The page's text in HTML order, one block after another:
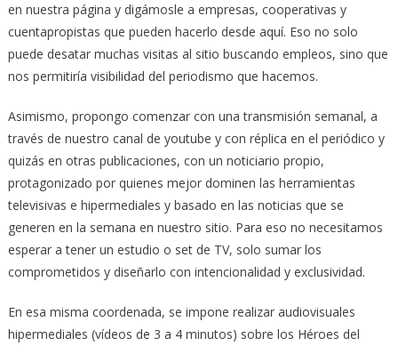
en nuestra página y digámosle a empresas, cooperativas y
cuentapropistas que pueden hacerlo desde aquí. Eso no solo
puede desatar muchas visitas al sitio buscando empleos, sino que
nos permitiría visibilidad del periodismo que hacemos.
Asimismo, propongo comenzar con una transmisión semanal, a
través de nuestro canal de youtube y con réplica en el periódico y
quizás en otras publicaciones, con un noticiario propio,
protagonizado por quienes mejor dominen las herramientas
televisivas e hipermediales y basado en las noticias que se
generen en la semana en nuestro sitio. Para eso no necesitamos
esperar a tener un estudio o set de TV, solo sumar los
comprometidos y diseñarlo con intencionalidad y exclusividad.
En esa misma coordenada, se impone realizar audiovisuales
hipermediales (vídeos de 3 a 4 minutos) sobre los Héroes del